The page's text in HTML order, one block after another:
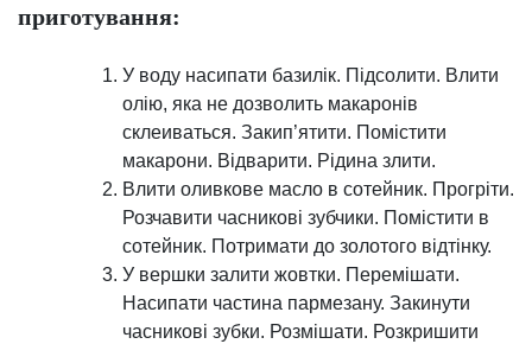
приготування:
У воду насипати базилік. Підсолити. Влити
олію, яка не дозволить макаронів
склеиваться. Закип’ятити. Помістити
макарони. Відварити. Рідина злити.
Влити оливкове масло в сотейник. Прогріти.
Розчавити часникові зубчики. Помістити в
сотейник. Потримати до золотого відтінку.
У вершки залити жовтки. Перемішати.
Насипати частина пармезану. Закинути
часникові зубки. Розмішати. Розкришити